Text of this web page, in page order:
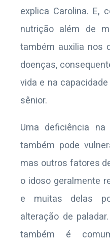
explica Carolina. E,
nutrição além de
também auxilia nos
doenças,
vida e na
sênior.
Uma deficiência
também pode
mas outros fatores
o idoso geralmente
e muitas delas
alteração de
também é